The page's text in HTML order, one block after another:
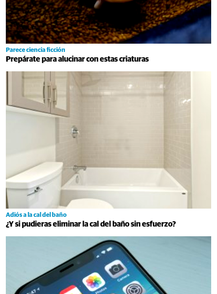
Parece ciencia ficción
Prepárate para alucinar con estas criaturas
Adiós a la cal del baño
¿Y si pudieras eliminar la cal del baño sin esfuerzo?